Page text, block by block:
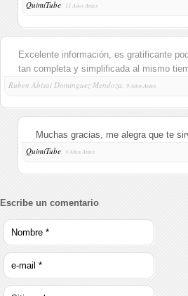
QuimiTube, 11 Años Antes
Excelente información, es gratificante
tan completa y simplificada al mismo
Ruben Abisai Dominguez Mendoza, 9 Años Antes
Muchas gracias, me alegra que te
QuimiTube, 9 Años Antes
Escribe un comentario